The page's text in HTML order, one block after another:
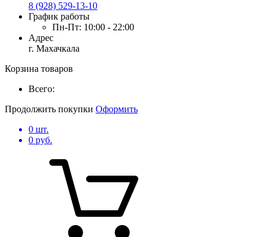
8 (928) 529-13-10
График работы
Пн-Пт: 10:00 - 22:00
Адрес
г. Махачкала
Корзина товаров
Всего:
Продолжить покупки Оформить
0 шт.
0 руб.